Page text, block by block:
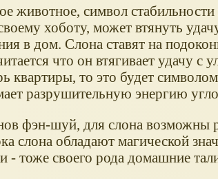
животное, символ стабильности
хоботу, может втянуть
в дом. Слона ставят на
что он втягивает удачу
квартиры, то это будет
разрушительную энергию
фэн-шуй, для слона возможны
слона обладают магической
- тоже своего рода домашние